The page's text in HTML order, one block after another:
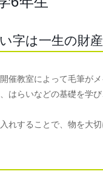
字は一生の財産
催教室によって毛筆が
はらいなどの基礎を学
れすることで、物を大